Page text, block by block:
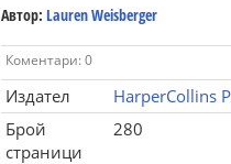
Автор: Lauren Weisberger
Коментари: 0
Издател
HarperCollins
Брой
страници
280